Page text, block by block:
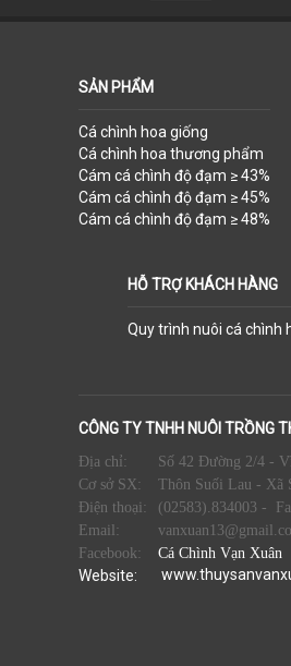
SẢN PHẨM
Cá chình hoa giống
Cá chình hoa thương phẩm
Cám cá chình độ đạm ≥ 43%
Cám cá chình độ đạm ≥ 45%
Cám cá chình độ đạm ≥ 48%
HỖ TRỢ KHÁCH HÀNG
Quy trình nuôi cá chình
CÔNG TY TNHH NUÔI TRỒNG
Địa chỉ:
Số 42 Đường 2/4 -
Cơ sở SX:
Thôn Suối Lau - Xã
Điện thoại:
(02583).834003 -
Email:
Facebook:
Cá Chình Vạn Xuân
Website: